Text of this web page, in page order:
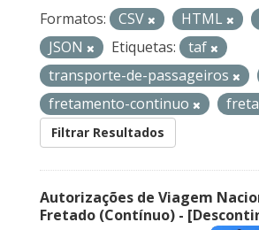
Formatos: CSV HTML
JSON
Etiquetas:
taf
transporte-de-passageiros
fretamento-continuo
Filtrar Resultados
Autorizações de Viagem
Fretado (Contínuo) -